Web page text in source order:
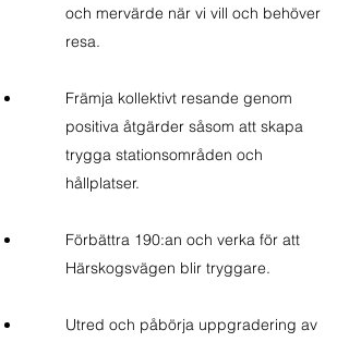
och mervärde när vi vill och behöver
resa.
Främja kollektivt resande genom
positiva åtgärder såsom att skapa
trygga stationsområden och
hållplatser.
Förbättra 190:an och verka för att
Härskogsvägen blir tryggare.
Utred och påbörja uppgradering av